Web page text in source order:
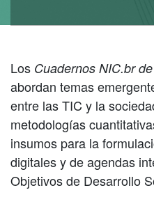
Los Cuadernos NIC.br
abordan temas
entre las TIC y la
metodologías
insumos para la
digitales y de agendas
Objetivos de Desarrollo